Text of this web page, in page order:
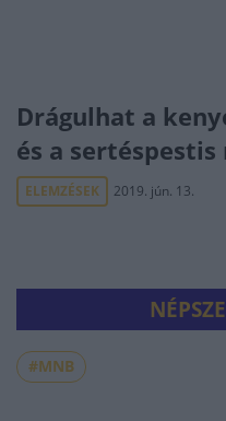
Drágulhat a
és a
ELEMZÉSEK 2019. jún. 13.
#MNB